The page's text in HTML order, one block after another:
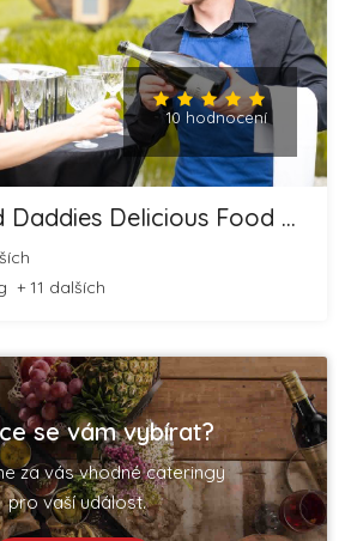
10 hodnocení
Mummies and Daddies Delicious Food and Cheesecakes
+ 11 dalších
se vám vybírat?
za vás vhodné cateringy
pro vaší událost.